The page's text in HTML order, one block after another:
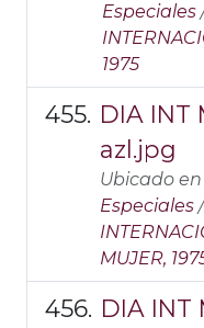
Especiales
1975
DIA INT
azl.jpg
Ubicado en
Especiales
MUJER,
DIA INT